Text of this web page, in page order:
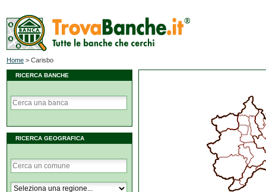
Home > Carisbo
RICERCA BANCHE
RICERCA GEOGRAFICA